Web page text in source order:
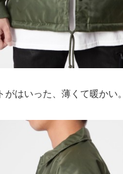
がはいった、薄くて暖かい。